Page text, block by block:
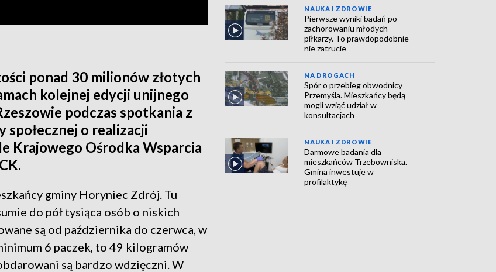
ponad 30 milionów złotych
kolejnej edycji unijnego
podczas spotkania z
o realizacji
Krajowego Ośrodka Wsparcia
gminy Horyniec Zdrój. Tu
do pół tysiąca osób o niskich
są od października do czerwca, w
6 paczek, to 49 kilogramów
są bardzo wdzięczni. W
NAUKA I ZDROWIE
Pierwsze wyniki badań po
zachorowaniu młodych
piłkarzy. To prawdopodobnie
nie zatrucie
NA DROGACH
Spór o przebieg obwodnicy
Przemyśla. Mieszkańcy będą
mogli wziąć udział w
konsultacjach
NAUKA I ZDROWIE
Darmowe badania dla
mieszkańców Trzebowniska.
Gmina inwestuje w
profilaktykę